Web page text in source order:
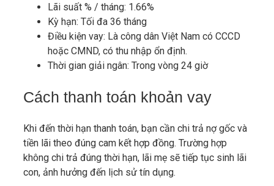
Lãi suất % / tháng: 1.66%
Kỳ hạn: Tối đa 36 tháng
Điều kiện vay: Là công dân Việt Nam có CCCD
hoặc CMND, có thu nhập ổn định.
Thời gian giải ngân: Trong vòng 24 giờ
Cách thanh toán khoản vay
Khi đến thời hạn thanh toán, bạn cần chi trả nợ gốc và
tiền lãi theo đúng cam kết hợp đồng. Trường hợp
không chi trả đúng thời hạn, lãi mẹ sẽ tiếp tục sinh lãi
con, ảnh hưởng đến lịch sử tín dụng.